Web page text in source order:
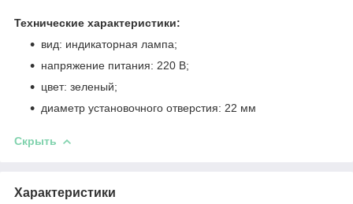
Технические характеристики:
вид: индикаторная лампа;
напряжение питания: 220 В;
цвет: зеленый;
диаметр установочного отверстия: 22 мм
Скрыть
Характеристики